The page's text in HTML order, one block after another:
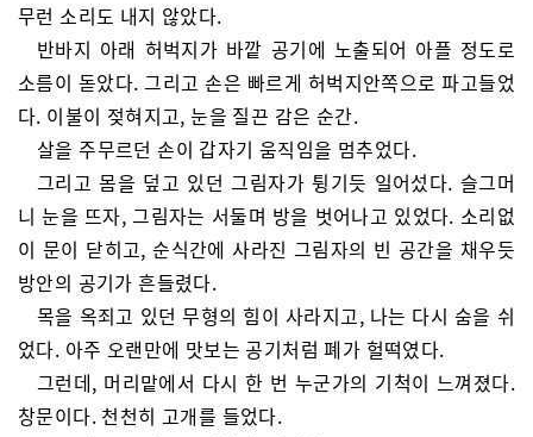
무런 소리도 내지 않았다.
반바지 아래 허벅지가 바깥 공기에 노출되어 아플 정도로
소름이 돋았다. 그리고 손은 빠르게 허벅지안쪽으로 파고들었
다. 이불이 젖혀지고, 눈을 질끈 감은 순간.
살을 주무르던 손이 갑자기 움직임을 멈추었다.
그리고 몸을 덮고 있던 그림자가 튕기듯 일어섰다. 슬그머
니 눈을 뜨자, 그림자는 서둘며 방을 벗어나고 있었다. 소리없
이 문이 닫히고, 순식간에 사라진 그림자의 빈 공간을 채우듯
방안의 공기가 흔들렸다.
목을 옥죄고 있던 무형의 힘이 사라지고, 나는 다시 숨을 쉬
었다. 아주 오랜만에 맛보는 공기처럼 폐가 헐떡였다.
그런데, 머리맡에서 다시 한 번 누군가의 기척이 느껴졌다.
창문이다. 천천히 고개를 들었다.